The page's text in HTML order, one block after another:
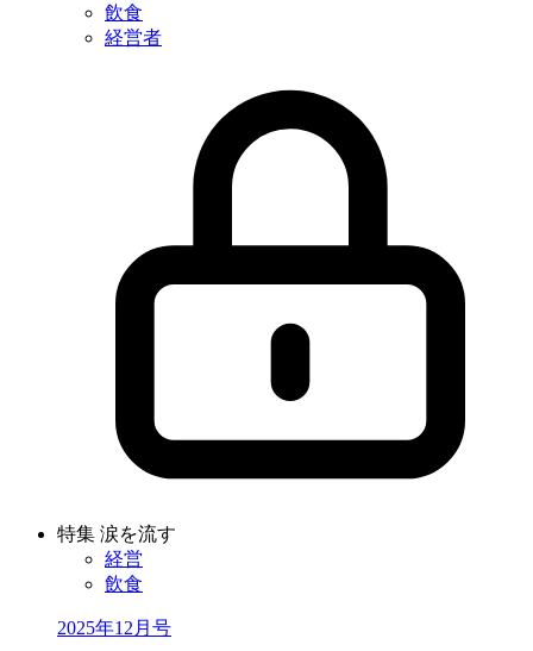
飲食
経営者
特集 涙を流す
経営
飲食
2025年12月号